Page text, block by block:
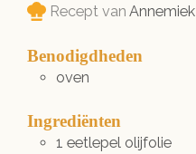
Recept vanAnnemiek
Benodigdheden
oven
Ingrediënten
1 eetlepel olijfolie